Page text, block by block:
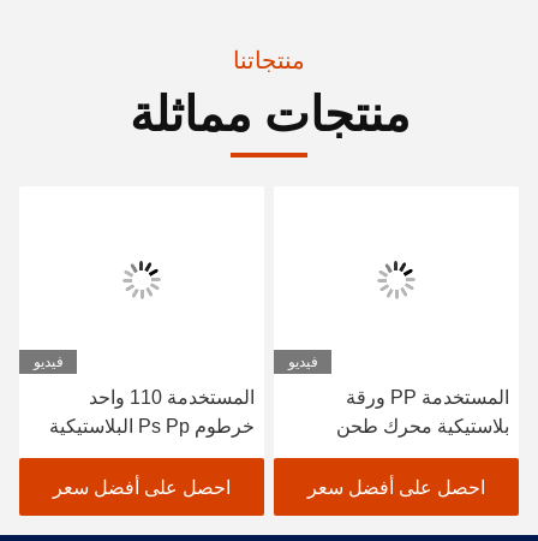
منتجاتنا
منتجات مماثلة
فيديو
المستخدمة PP ورقة
بلاستيكية محرك طحن
المسمار مخصصة
احصل على أفضل سعر
فيديو
المستخدمة 110 واحد
خرطوم Ps Pp البلاستيكية
المنسحجة
احصل على أفضل سعر